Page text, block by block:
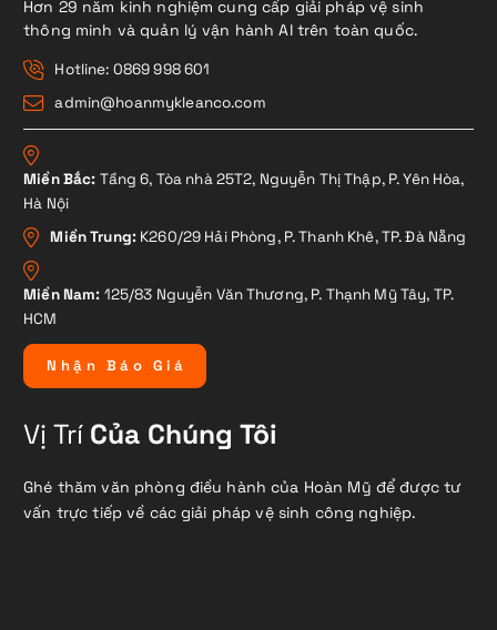
Hơn 29 năm kinh nghiệm cung cấp giải pháp vệ sinh
thông minh và quản lý vận hành AI trên toàn quốc.
Hotline: 0869 998 601
admin@hoanmykleanco.com
Miền Bắc: Tầng 6, Tòa nhà 25T2, Nguyễn Thị Thập, P. Yên Hòa,
Hà Nội
Miền Trung: K260/29 Hải Phòng, P. Thanh Khê, TP. Đà Nẵng
Miền Nam: 125/83 Nguyễn Văn Thương, P. Thạnh Mỹ Tây, TP.
HCM
N hậ n B á o G i á
Vị TríCủa Chúng Tôi
Ghé thăm văn phòng điều hành của Hoàn Mỹ để được tư
vấn trực tiếp về các giải pháp vệ sinh công nghiệp.